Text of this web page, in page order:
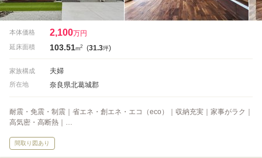
本体価格 2,100万円
延床面積 103.51m2 (31.3坪)
家族構成 夫婦
所在地 奈良県北葛城郡
耐震・免震・制震｜省エネ・創エネ・エコ（eco）｜収納充実｜家事がラク｜
高気密・高断熱｜…
間取り図あり